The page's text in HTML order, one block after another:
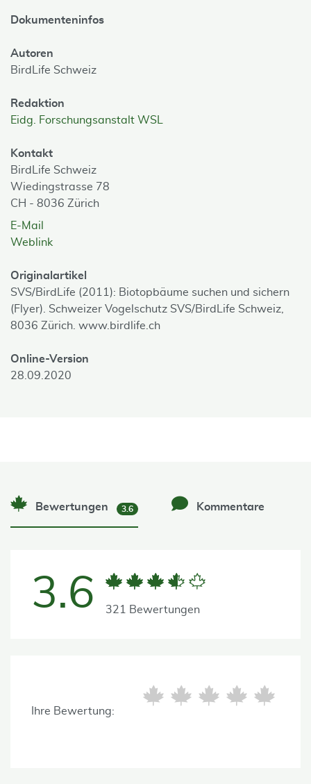
Dokumenteninfos
Autoren
BirdLife Schweiz
Redaktion
Eidg. Forschungsanstalt WSL
Kontakt
BirdLife Schweiz
Wiedingstrasse 78
CH - 8036 Zürich
E-Mail
Weblink
Originalartikel
SVS/BirdLife (2011): Biotopbäume suchen und sichern
(Flyer). Schweizer Vogelschutz SVS/BirdLife Schweiz,
8036 Zürich. www.birdlife.ch
Online-Version
28.09.2020
Bewertungen 3.6 Kommentare
3.6 321 Bewertungen
Ihre Bewertung: